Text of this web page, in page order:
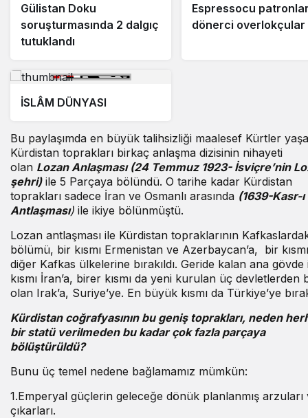
Gülistan Doku
soruşturmasında 2 dalgıç
tutuklandı
Espressocu
dönerci overlokçular
İSLÂM DÜNYASI
Bu paylaşımda en büyük talihsizliği maalesef Kürtler
Kürdistan toprakları birkaç anlaşma dizisinin nihayeti
olan Lozan Anlaşması (24 Temmuz 1923- İsviçre’nin
şehri)ile 5 Parçaya bölündü. O tarihe kadar Kürdistan
toprakları sadece İran ve Osmanlı arasında (1639-Kasr-
Antlaşması) ile ikiye bölünmüştü.
Lozan antlaşması ile Kürdistan topraklarının
bölümü, bir kısmı Ermenistan ve Azerbaycan’a, bir
diğer Kafkas ülkelerine bırakıldı. Geride kalan ana gövde
kısmı İran’a, birer kısmı da yeni kurulan üç devletlerden
olan Irak’a, Suriye’ye. En büyük kısmı da Türkiye’ye
Kürdistan coğrafyasının bu geniş toprakları, neden
bir statü verilmeden bu kadar çok fazla parçaya
bölüştürüldü?
Bunu üç temel nedene bağlamamız mümkün:
1.Emperyal güçlerin geleceğe dönük planlanmış arzuları
çıkarları.